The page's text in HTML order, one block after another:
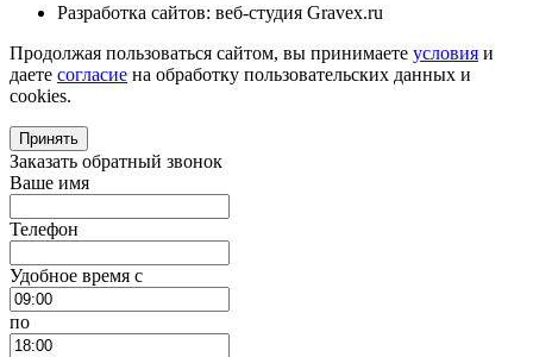
Разработка сайтов: веб-студия Gravex.ru
Продолжая пользоваться сайтом, вы принимаете условия и
даете согласие на обработку пользовательских данных и
cookies.
Принять
Заказать обратный звонок
Ваше имя
Телефон
Удобное время c
по